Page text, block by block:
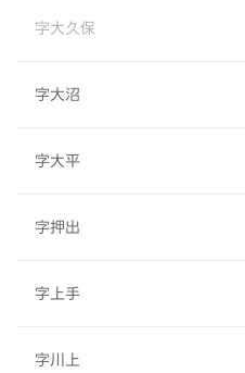
字大久保
字大沼
字大平
字押出
字上手
字川上